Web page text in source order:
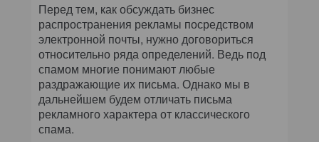
Перед тем, как обсуждать бизнес
распространения рекламы посредством
электронной почты, нужно договориться
относительно ряда определений. Ведь под
спамом многие понимают любые
раздражающие их письма. Однако мы в
дальнейшем будем отличать письма
рекламного характера от классического
спама.